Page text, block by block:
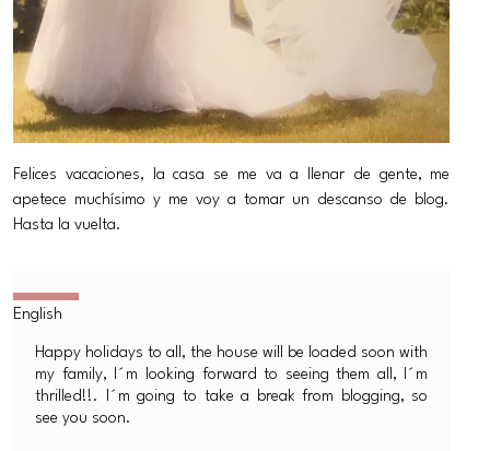
Felices vacaciones, la casa se me va a llenar de gente, me
apetece muchísimo y me voy a tomar un descanso de blog.
Hasta la vuelta.
Happy holidays to all, the house will be loaded soon with
my family, I´m looking forward to seeing them all, I´m
thrilled!!. I´m going to take a break from blogging, so
see you soon.